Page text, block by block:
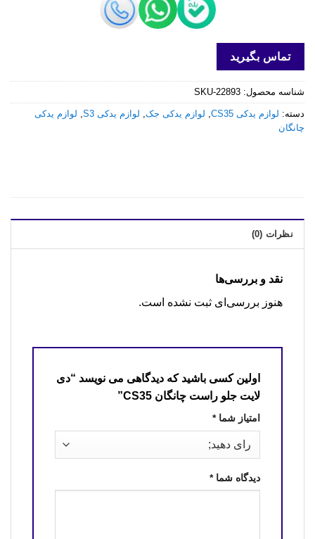
تماس بگیرید
شناسه محصول: SKU-22893
دسته: لوازم یدکی CS35 , لوازم یدکی جک, لوازم یدکی S3 , لوازم یدکی
چانگان
نظرات (0)
نقد و بررسی‌ها
هنوز بررسی‌ای ثبت نشده است.
اولین کسی باشید که دیدگاهی می نویسد “دی
لایت جلو راست چانگان CS35”
امتیاز شما*
دیدگاه شما*